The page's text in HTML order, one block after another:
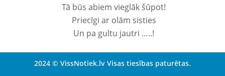
Tā būs abiem vieglāk šūpot!
Priecīgi ar olām sisties
Un pa gultu jautri …..!
2024 © VissNotiek.lv Visas tiesības paturētas.